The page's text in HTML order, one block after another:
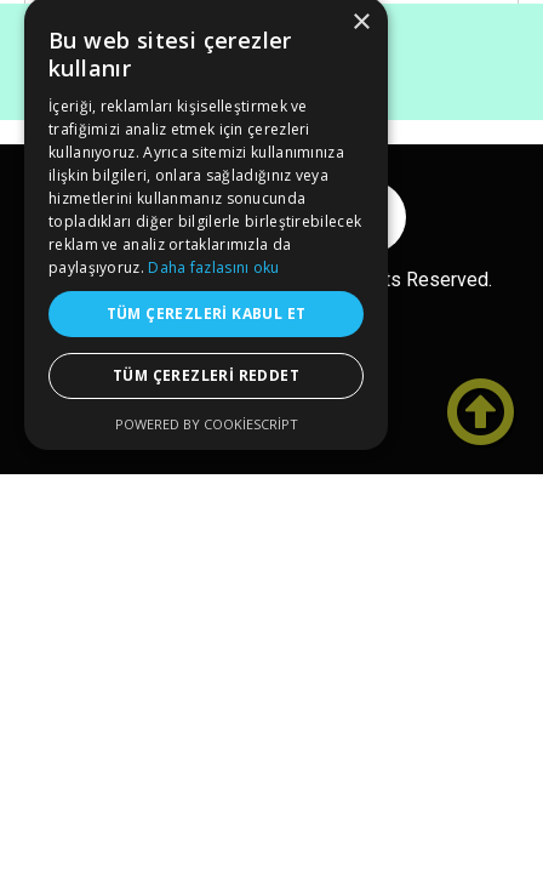

Afiş Ekle
Maksimum dosya boyutu (Mb): 50
Ücretsiz Ekle
Reklam Ver
Copyright© 2026 kongreler.net All Rights Reserved.
×
Bu web sitesi çerezler
kullanır
İçeriği, reklamları kişiselleştirmek ve
trafiğimizi analiz etmek için çerezleri
kullanıyoruz. Ayrıca sitemizi kullanımınıza
ilişkin bilgileri, onlara sağladığınız veya
hizmetlerini kullanmanız sonucunda
topladıkları diğer bilgilerle birleştirebilecek
reklam ve analiz ortaklarımızla da
paylaşıyoruz. Daha fazlasını oku
TÜM ÇEREZLERI KABUL ET
TÜM ÇEREZLERI REDDET
POWERED BY COOKIESCRIPT